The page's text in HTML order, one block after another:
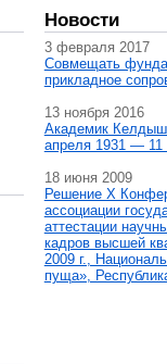
Новости
3 февраля 2017
Совмещать
прикладное
13 ноября 2016
Академик
апреля 1931 — 11
18 июня 2009
Решение X
ассоциации
аттестации
кадров высшей
2009 г.,
пуща»,